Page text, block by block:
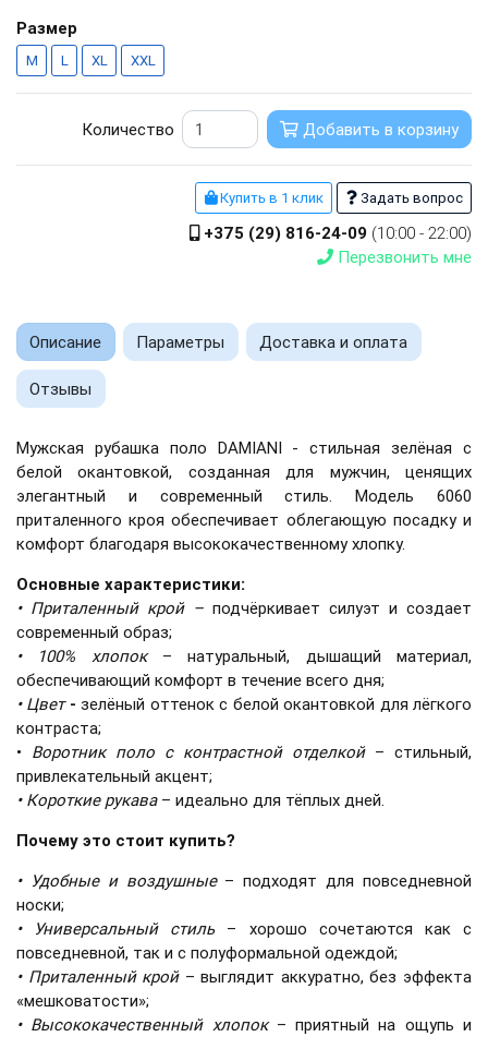
Размер
M L XL XXL
Количество Добавить в корзину
Купить в 1 клик Задать вопрос
+375 (29) 816-24-09 (10:00 - 22:00)
Перезвонить мне
Описание Параметры Доставка и оплата
Отзывы
Мужская рубашка поло DAMIANI - стильная зелёная с
белой окантовкой, созданная для мужчин, ценящих
элегантный и современный стиль. Модель 6060
приталенного кроя обеспечивает облегающую посадку и
комфорт благодаря высококачественному хлопку.
Основные характеристики:
• Приталенный крой– подчёркивает силуэт и создает
современный образ;
•
100% хлопок– натуральный, дышащий материал,
обеспечивающий комфорт в течение всего дня;
• Цвет- зелёный оттенок с белой окантовкой для лёгкого
контраста;
• Воротник поло с контрастной отделкой– стильный,
привлекательный акцент;
• Короткие рукава – идеально для тёплых дней.
Почему это стоит купить?
• Удобные и воздушные– подходят для повседневной
носки;
• Универсальный стиль– хорошо сочетаются как с
повседневной, так и с полуформальной одеждой;
• Приталенный крой– выглядит аккуратно, без эффекта
«мешковатости»;
• Высококачественный хлопок– приятный на ощупь и